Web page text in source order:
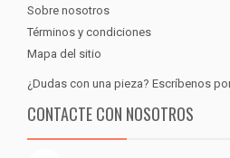
Sobre nosotros
Términos y condiciones
Mapa del sitio
¿Dudas con una pieza? Escríbenos
CONTACTE CON NOSOTROS